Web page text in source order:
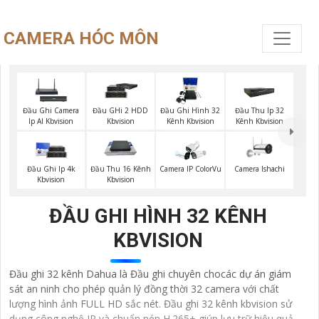
CAMERA HÓC MÔN
Đầu Ghi Camera
Ip AI Kbvision
Đầu GHi 2 HDD
Kbvision
Đầu Ghi Hình 32
Kênh Kbvision
Đầu Thu Ip 32
Kênh Kbvision
Đầu Ghi Ip 4k
Kbvision
Đầu Thu 16 Kênh
Kbvision
Camera IP ColorVu Camera Ishachi
ĐẦU GHI HÌNH 32 KÊNH
KBVISION
Đầu ghi 32 kênh Dahua là Đầu ghi chuyên chocác dự án giám
sát an ninh cho phép quản lý đồng thời 32 camera với chất
lượng hình ảnh FULL HD sắc nét. Đầu ghi 32 kênh kbvision sử